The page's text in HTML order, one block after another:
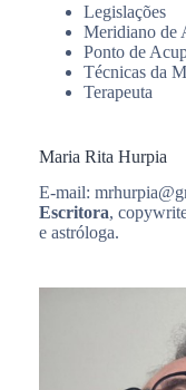
Legislações
Meridiano de
Ponto de
Técnicas da
Terapeuta
Maria Rita Hurpia
E-mail:
Escritora,
e astróloga.